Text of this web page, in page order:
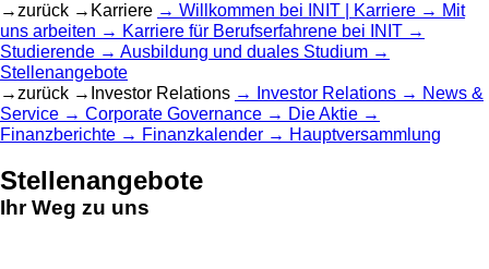
zurück
Karriere Willkommen bei INIT | Karriere
Mit
uns arbeiten
Karriere für Berufserfahrene bei INIT
Studierende
Ausbildung und duales Studium
Stellenangebote
zurück
Investor Relations Investor Relations
News &
Service
Corporate Governance
Die Aktie
Finanzberichte
Finanzkalender Hauptversammlung
Stellenangebote
Ihr Weg zu uns